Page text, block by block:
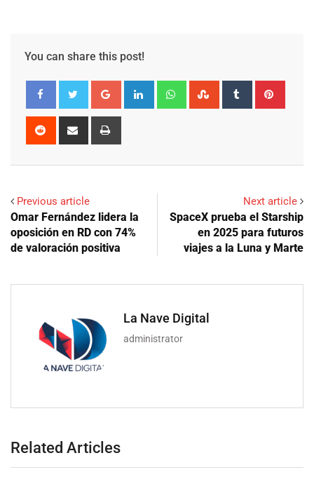
You can share this post!
Google+ LinkedIn WhatsappStumbleUpon
Tumblr
Reddit
Share
Previous article
Omar Fernández lidera la
oposición en RD con 74%
de valoración positiva
Next article
SpaceX prueba el Starship
en 2025 para futuros
viajes a la Luna y Marte
La Nave Digital
administrator
Related Articles